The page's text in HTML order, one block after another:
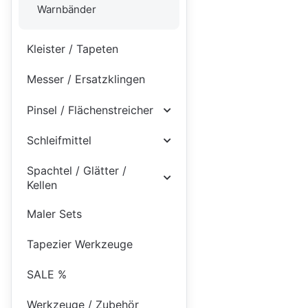
Warnbänder
Kleister / Tapeten
Messer / Ersatzklingen
Pinsel / Flächenstreicher
Schleifmittel
Spachtel / Glätter /
Kellen
Maler Sets
Tapezier Werkzeuge
SALE %
Werkzeuge / Zubehör